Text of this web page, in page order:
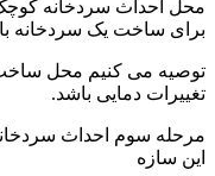
محل احداث سردخانه کوچک
برای ساخت یک سردخانه
توصیه می کنیم محل ساخت
تغییرات دمایی باشد.
مرحله سوم احداث
این سازه